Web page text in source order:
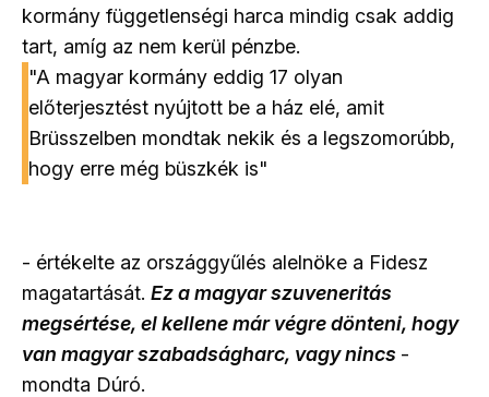
kormány függetlenségi harca mindig csak addig
tart, amíg az nem kerül pénzbe.
"A magyar kormány eddig 17 olyan
előterjesztést nyújtott be a ház elé, amit
Brüsszelben mondtak nekik és a legszomorúbb,
hogy erre még büszkék is"
- értékelte az országgyűlés alelnöke a Fidesz
magatartását. Ez a magyar szuveneritás
megsértése, el kellene már végre dönteni, hogy
van magyar szabadságharc, vagy nincs -
mondta Dúró.